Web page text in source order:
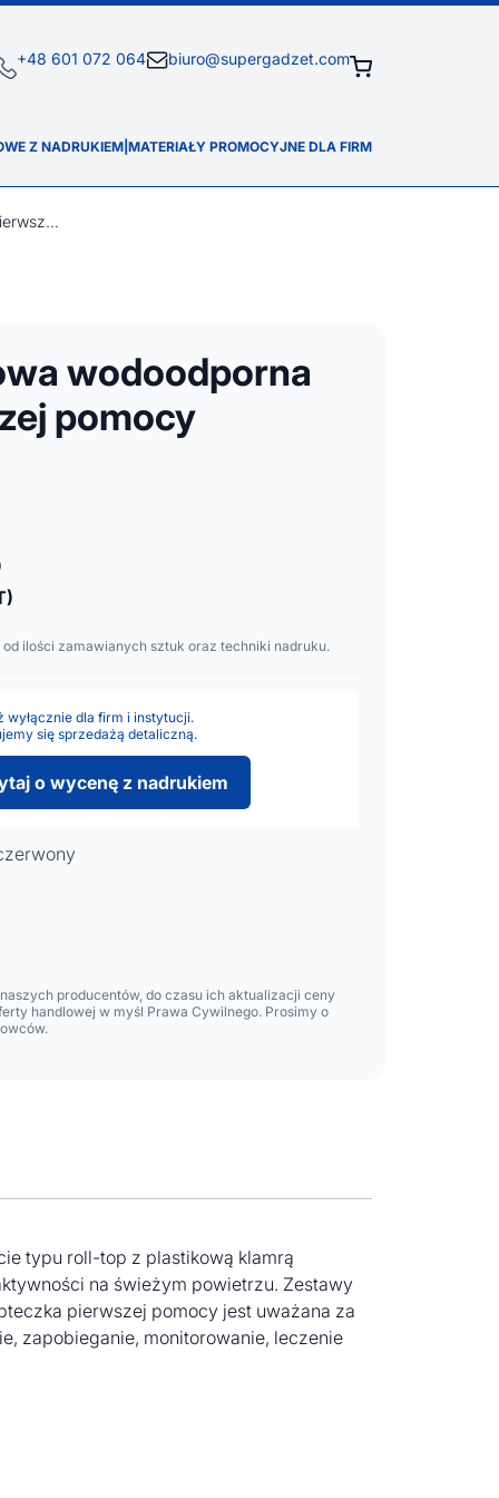
+48 601 072 064 biuro@supergadzet.com
Z NADRUKIEM MATERIAŁY PROMOCYJNE DLA FIRM
30-elementowa wodoodporna torba pierwszej pomocy Alexander
wodoodporna
pomocy
ilości zamawianych sztuk oraz techniki nadruku.
wyłącznie dla firm i instytucji.
się sprzedażą detaliczną.
o wycenę z nadrukiem
producentów, do czasu ich aktualizacji ceny
handlowej w myśl Prawa Cywilnego. Prosimy o
typu roll-top z plastikową klamrą
na świeżym powietrzu. Zestawy
pierwszej pomocy jest uważana za
zapobieganie, monitorowanie, leczenie